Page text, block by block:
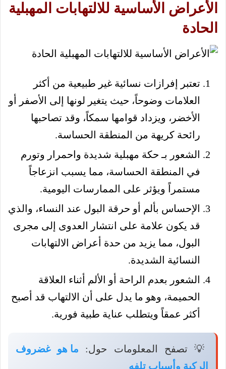
الأعراض الأساسية للالتهابات المهبلية
الحادة
تعتبر إفرازات نسائية غير طبيعية من أكثر
العلامات وضوحاً، حيث يتغير لونها إلى الأصفر أو
الأخضر، ويزداد قوامها سمكاً، وقد تصاحبها
رائحة كريهة من المنطقة الحساسة.
الشعور بـ حكة مهبلية شديدة واحمرار وتورم
في المنطقة الحساسة، مما يسبب انزعاجاً
مستمراً ويؤثر على الممارسات اليومية.
الإحساس بألم أو حرقة البول عند النساء، والذي
قد يكون علامة على انتشار العدوى إلى مجرى
البول، مما يزيد من حدة أعراض الالتهابات
النسائية الشديدة.
الشعور بعدم الراحة أو الألم أثناء العلاقة
الحميمة، وهو ما يدل على أن الالتهاب قد أصبح
أكثر عمقاً ويتطلب عناية طبية فورية.
💡 تصفح المعلومات حول: ما هو غضروف
الركبة وأسباب تلفه